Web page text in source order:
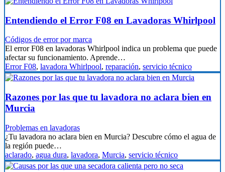
Entendiendo el Error F08 en Lavadoras Whirlpool
Códigos de error por marca
El error F08 en lavadoras Whirlpool indica un problema que puede
afectar su funcionamiento. Aprende…
Error F08, lavadora Whirlpool, reparación, servicio técnico
Razones por las que tu lavadora no aclara bien en
Murcia
Problemas en lavadoras
¿Tu lavadora no aclara bien en Murcia? Descubre cómo el agua de
la región puede…
aclarado, agua dura, lavadora, Murcia, servicio técnico